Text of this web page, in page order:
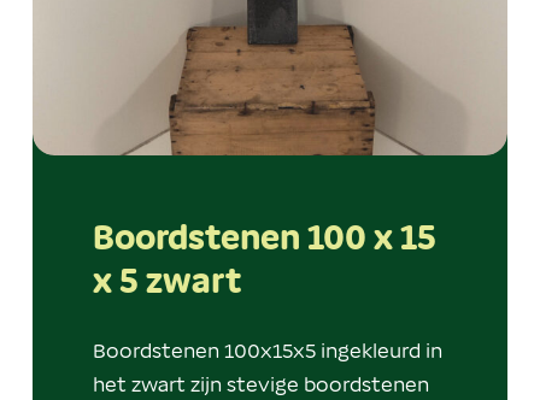
Boordstenen 100 x 15
x 5 zwart
Boordstenen 100x15x5 ingekleurd in
het zwart zijn stevige boordstenen